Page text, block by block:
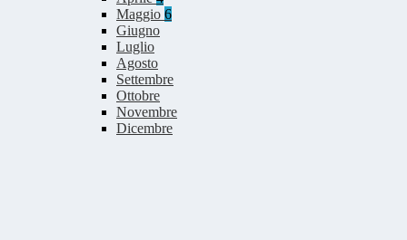
Maggio 6
Giugno
Luglio
Agosto
Settembre
Ottobre
Novembre
Dicembre